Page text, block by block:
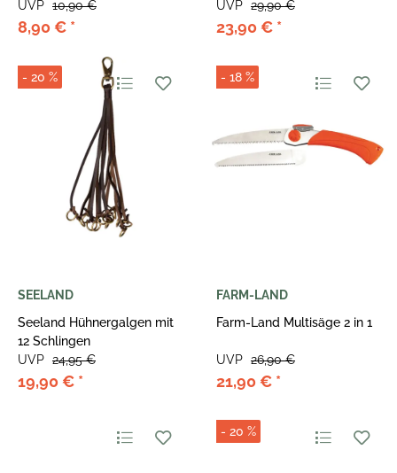
8,90 € *
UVP 10,90 €
23,90 € *
UVP 29,90 €
- 20 %
SEELAND
Seeland Hühnergalgen mit
12 Schlingen
19,90 € *
UVP 24,95 €
- 18 %
FARM-LAND
Farm-Land Multisäge 2 in 1
21,90 € *
UVP 26,90 €
- 20 %